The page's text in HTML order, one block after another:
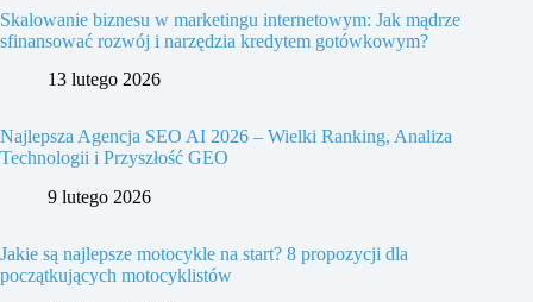
Skalowanie biznesu w marketingu internetowym: Jak mądrze
sfinansować rozwój i narzędzia kredytem gotówkowym?
13 lutego 2026
Najlepsza Agencja SEO AI 2026 – Wielki Ranking, Analiza
Technologii i Przyszłość GEO
9 lutego 2026
Jakie są najlepsze motocykle na start? 8 propozycji dla
początkujących motocyklistów